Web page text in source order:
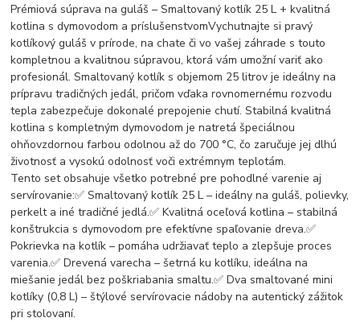
Prémiová súprava na guláš – Smaltovaný kotlík 25 L + kvalitná
kotlina s dymovodom a príslušenstvomVychutnajte si pravý
kotlíkový guláš v prírode, na chate či vo vašej záhrade s touto
kompletnou a kvalitnou súpravou, ktorá vám umožní variť ako
profesionál. Smaltovaný kotlík s objemom 25 litrov je ideálny na
prípravu tradičných jedál, pričom vďaka rovnomernému rozvodu
tepla zabezpečuje dokonalé prepojenie chutí. Stabilná kvalitná
kotlina s kompletným dymovodom je natretá špeciálnou
ohňovzdornou farbou odolnou až do 700 °C, čo zaručuje jej dlhú
životnosť a vysokú odolnosť voči extrémnym teplotám.
Tento set obsahuje všetko potrebné pre pohodlné varenie aj
servírovanie:✅ Smaltovaný kotlík 25 L – ideálny na guláš, polievky,
perkelt a iné tradičné jedlá.✅ Kvalitná oceľová kotlina – stabilná
konštrukcia s dymovodom pre efektívne spaľovanie dreva.✅
Pokrievka na kotlík – pomáha udržiavať teplo a zlepšuje proces
varenia.✅ Drevená varecha – šetrná ku kotlíku, ideálna na
miešanie jedál bez poškriabania smaltu.✅ Dva smaltované mini
kotlíky (0,8 L) – štýlové servírovacie nádoby na autentický zážitok
pri stolovaní.